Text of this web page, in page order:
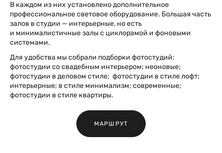
В каждом из них установлено дополнительное
профессиональное световое оборудование. Большая часть
залов в студии — интерьерные, но есть
и минималистичные залы с циклорамой и фоновыми
системами.
Для удобства мы собрали подборки фотостудий:
фотостудии со свадебным интерьером; неоновые;
фотостудии в деловом стиле; фотостудии в стиле лофт;
интерьерные; в стиле минимализм; современные;
фотостудии в стиле квартиры.
МАРШРУТ